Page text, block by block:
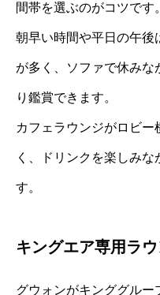
間帯を選ぶのがコツです。
朝早い時間や平日の午後
が多く、ソファで休みな
り鑑賞できます。
カフェラウンジがロビ
く、ドリンクを楽しみ
す。
キングエア専用ラ
グウォンがキンググルー